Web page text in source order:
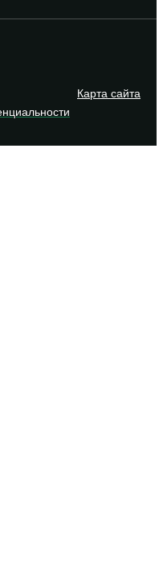
Карта сайта